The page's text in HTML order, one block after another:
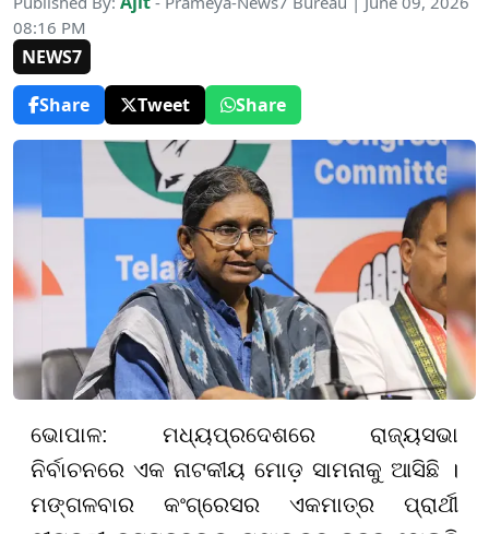
08:16 PM
NEWS7
Share
Tweet Share
ଭୋପାଳ: ମଧ୍ୟପ୍ରଦେଶରେ ରାଜ୍ୟସଭା
ନିର୍ବାଚନରେ ଏକ ନାଟକୀୟ ମୋଡ଼ ସାମନାକୁ ଆସିଛି ।
ମଙ୍ଗଳବାର କଂଗ୍ରେସର ଏକମାତ୍ର ପ୍ରାର୍ଥୀ